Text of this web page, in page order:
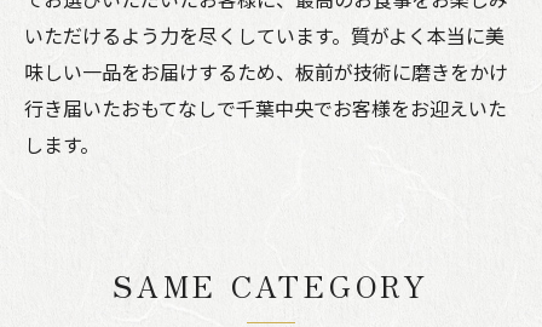
いただけるよう力を尽くしています。質がよく本当に美
味しい一品をお届けするため、板前が技術に磨きをかけ
行き届いたおもてなしで千葉中央でお客様をお迎えいた
します。
SAME CATEGORY